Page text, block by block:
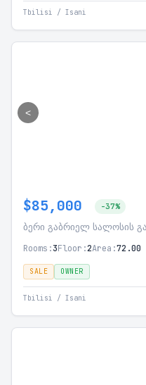
Tbilisi / Isani
<
$85,000 -37%
ბერი გაბრიელ სალოსის
Rooms:3Floor:2Area:72.00
SALE OWNER
Tbilisi / Isani